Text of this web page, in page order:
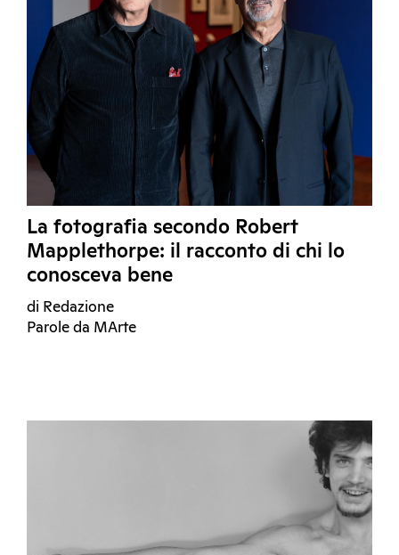
La fotografia secondo Robert
Mapplethorpe: il racconto di chi lo
conosceva bene
di Redazione
Parole da MArte